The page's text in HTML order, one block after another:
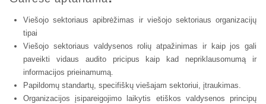
Viešojo sektoriaus apibrėžimas ir viešojo sektoriaus organizacijų
tipai
Viešojo sektoriaus valdysenos rolių atpažinimas ir kaip jos gali
paveikti vidaus audito pricipus kaip kad nepriklausomumą ir
informacijos prieinamumą.
Papildomų standartų, specifiškų viešajam sektoriui, įtraukimas.
Organizacijos įsipareigojimo laikytis etiškos valdysenos principų